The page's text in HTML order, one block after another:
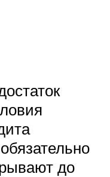
до